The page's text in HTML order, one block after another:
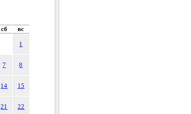
сб вс
1
7 8
14 15
21 22